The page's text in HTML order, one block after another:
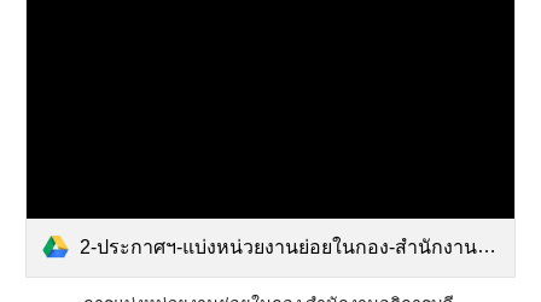
2-ประกาศฯ-แบ่งหน่วยงานย่อยในกอง-สำนักงานอธิการบดี-ฉบับที่-2-พ.ศ.-2564.pdf